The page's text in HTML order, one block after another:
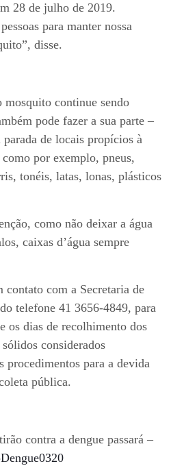
28 de julho de 2019.
para manter nossa
disse.
mosquito continue sendo
pode fazer a sua parte –
de locais propícios à
por exemplo, pneus,
tonéis, latas, lonas, plásticos
como não deixar a água
caixas d’água sempre
contato com a Secretaria de
telefone 41 3656-4849, para
os dias de recolhimento dos
considerados
procedimentos para a devida
pública.
contra a dengue passará –